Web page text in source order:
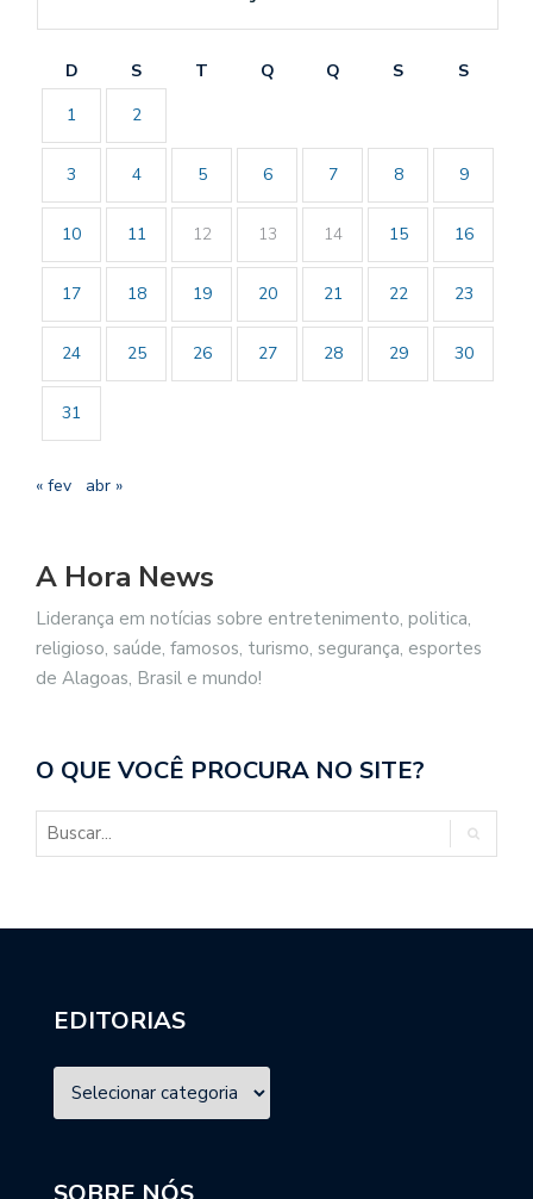
D S T Q Q S
S
1
2
3 4 5 6 7 8 9
10 11 12 13 14 15 16
17 18 19 20 21 22 23
24 25 26 27 28 29 30
31
« fev abr »
A Hora News
Liderança em notícias sobre entretenimento, politica,
religioso, saúde, famosos, turismo, segurança, esportes
de Alagoas, Brasil e mundo!
O QUE VOCÊ PROCURA NO SITE?
EDITORIAS